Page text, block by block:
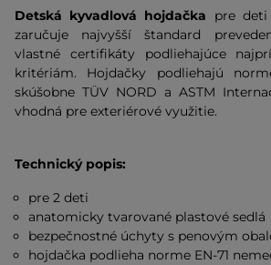
Detská kyvadlová hojdačka pre
zaručuje najvyšší štandard
vlastné certifikáty podliehajúce
kritériám. Hojdačky podliehajú
skúšobne TÜV NORD a ASTM
vhodná pre exteriérové využitie.
Technický popis:
pre 2 deti
anatomicky tvarované plastové sedlá
bezpečnostné úchyty s penovým
hojdačka podlieha norme EN-71